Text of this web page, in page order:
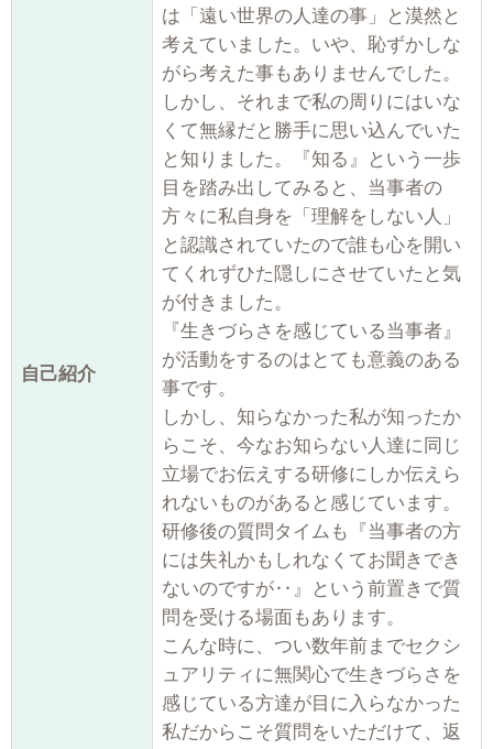
自己紹介
は「遠い世界の人達の事」と漠然と
考えていました。いや、恥ずかしな
がら考えた事もありませんでした。
しかし、それまで私の周りにはいな
くて無縁だと勝手に思い込んでいた
と知りました。『知る』という一歩
目を踏み出してみると、当事者の
方々に私自身を「理解をしない人」
と認識されていたので誰も心を開い
てくれずひた隠しにさせていたと気
が付きました。
『生きづらさを感じている当事者』
が活動をするのはとても意義のある
事です。
しかし、知らなかった私が知ったか
らこそ、今なお知らない人達に同じ
立場でお伝えする研修にしか伝えら
れないものがあると感じています。
研修後の質問タイムも『当事者の方
には失礼かもしれなくてお聞きでき
ないのですが‥』という前置きで質
問を受ける場面もあります。
こんな時に、つい数年前までセクシ
ュアリティに無関心で生きづらさを
感じている方達が目に入らなかった
私だからこそ質問をいただけて、返